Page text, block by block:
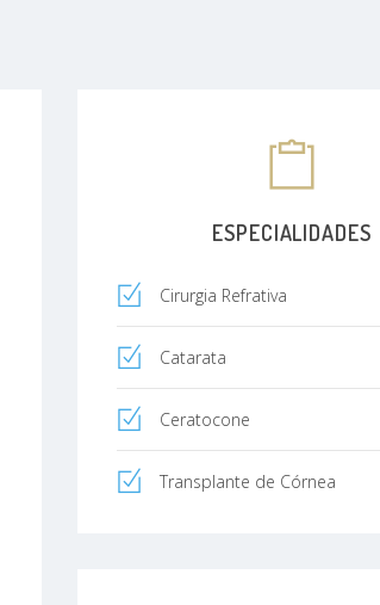
ESPECIALIDADES
Cirurgia Refrativa
Catarata
Ceratocone
Transplante de Córnea